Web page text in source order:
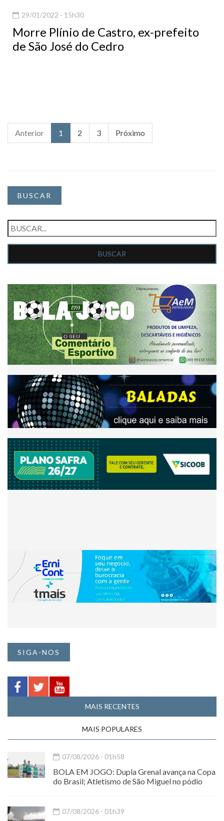
29/01/2022 - 15h30
Morre Plínio de Castro, ex-prefeito
de São José do Cedro
Anterior 1 2 3 Próximo
BUSCAR
SIGA-NOS
MAIS RECENTES
MAIS POPULARES
07/08/2026 - 01h58
BOLA EM JOGO: Dupla Grenal avança na Copa
do Brasil; Atletismo de São Miguel no pódio
07/08/2026 - 01h39